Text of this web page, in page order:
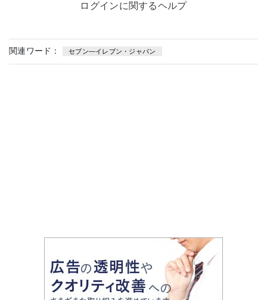
ログインに関するヘルプ
関連ワード： セブン—イレブン・ジャパン